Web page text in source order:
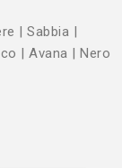
| Sabbia |
| Avana | Nero